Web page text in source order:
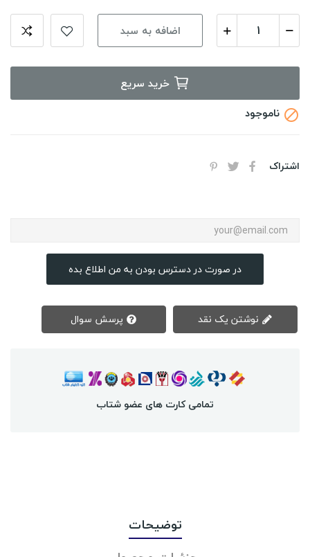
اضافه به سبد
خرید سریع
 ناموجود
اشتراک
در صورت در دسترس بودن به من اطلاع بده
تمامی کارت های عضو شتاب
توضیحات